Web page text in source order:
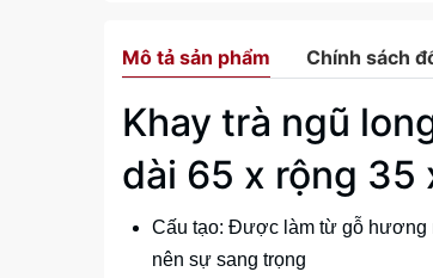
Mô tả sản phẩm Chính sách
Khay trà ngũ
dài 65 x rộng 35
Cấu tạo: Được làm từ gỗ hương
nên sự sang trọng